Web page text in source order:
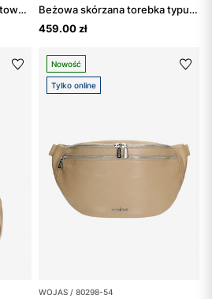
Mała beżowa torebka wizytowa skórzana
Beżowa skórzana torebka typu bagietka o asymetrycznym kształcie
459.00 zł
Nowość
Tylko online
WOJAS / 80298-54